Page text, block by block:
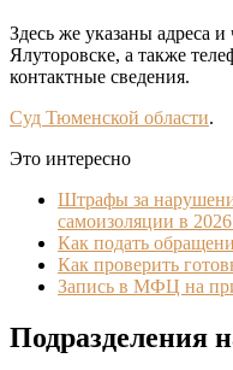
Здесь же указаны адреса
Ялуторовске, а также
контактные сведения.
Суд Тюменской области.
Это интересно
Штрафы за
самоизоляции в
Как подать
Как проверить
Запись в МФЦ на
Подразделения